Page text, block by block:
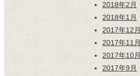
2018年2月
2018年1月
2017年12月
2017年11月
2017年10月
2017年9月